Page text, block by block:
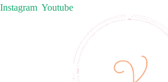
Instagram Youtube